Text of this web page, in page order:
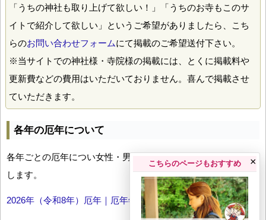
「うちの神社も取り上げて欲しい！」「うちのお寺もこのサ
イトで紹介して欲しい」というご希望がありましたら、こち
らのお問い合わせフォームにて掲載のご希望送付下さい。
※当サイトでの神社様・寺院様の掲載には、とくに掲載料や
更新費などの費用はいただいておりません。喜んで掲載させ
ていただきます。
各年の厄年について
各年ごとの厄年につい女性・男性の年齢早見表とともにお伝え
します。
2026年（令和8年）厄年｜厄年年齢早見表
こちらのページもおすすめ ×